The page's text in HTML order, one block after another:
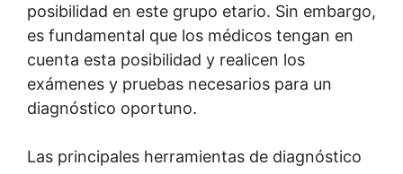
posibilidad en este grupo etario. Sin embargo,
es fundamental que los médicos tengan en
cuenta esta posibilidad y realicen los
exámenes y pruebas necesarios para un
diagnóstico oportuno.
Las principales herramientas de diagnóstico